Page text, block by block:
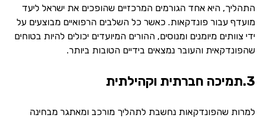
התהליך, היא אחד הגורמים המרכזיים שהופכים את ישראל ליעד
מועדף עבור פונדקאות. כאשר כל השלבים הרפואיים מבוצעים על
ידי צוותים מיומנים ומנוסים, ההורים המיועדים יכולים להיות בטוחים
שהפונדקאית והעובר נמצאים בידיים הטובות ביותר.
3.תמיכה חברתית וקהילתית
למרות שהפונדקאות נחשבת לתהליך מורכב ומאתגר מבחינה